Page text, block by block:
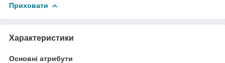
Приховати
Характеристики
Основні атрибути